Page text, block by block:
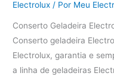
Electrolux / Por Meu
Conserto Geladeira
Conserto geladeira
Electrolux, garantia e
a linha de geladeiras